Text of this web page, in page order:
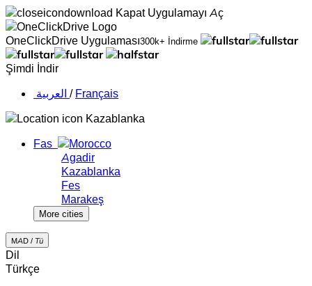
Kapat Uygulamayı Aç
OneClickDrive Uygulaması300k+ İndirme
Şimdi İndir
‏العربية ‏ / Français
Kazablanka
Fas
Agadir
Kazablanka
Fes
Marakeş
More cities
MAD / Tü
Dil
Türkçe